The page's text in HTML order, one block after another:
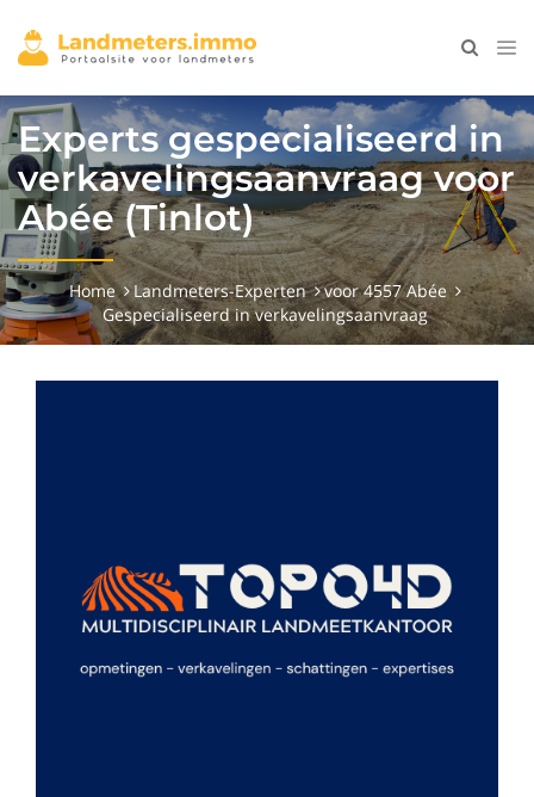
Experts gespecialiseerd in
verkavelingsaanvraag voor
Abée (Tinlot)
Home Landmeters-Experten
voor 4557 Abée
Gespecialiseerd in verkavelingsaanvraag